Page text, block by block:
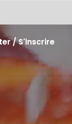
/ S'inscrire